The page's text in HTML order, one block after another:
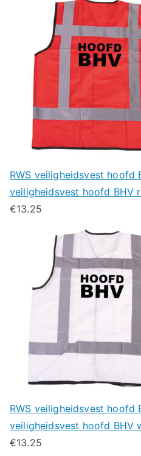
RWS veiligheidsvest hoofd
veiligheidsvest hoofd BHV
€13.25
RWS veiligheidsvest hoofd
veiligheidsvest hoofd BHV
€13.25